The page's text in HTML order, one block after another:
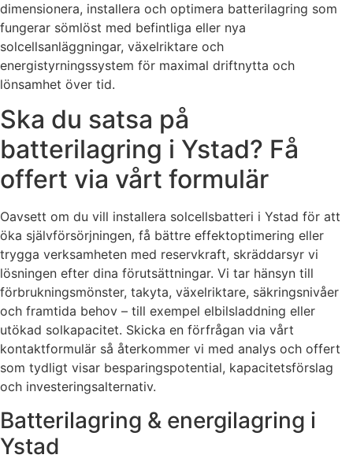
dimensionera, installera och optimera batterilagring som
fungerar sömlöst med befintliga eller nya
solcellsanläggningar, växelriktare och
energistyrningssystem för maximal driftnytta och
lönsamhet över tid.
Ska du satsa på
batterilagring i Ystad? Få
offert via vårt formulär
Oavsett om du vill installera solcellsbatteri i Ystad för att
öka självförsörjningen, få bättre effektoptimering eller
trygga verksamheten med reservkraft, skräddarsyr vi
lösningen efter dina förutsättningar. Vi tar hänsyn till
förbrukningsmönster, takyta, växelriktare, säkringsnivåer
och framtida behov – till exempel elbilsladdning eller
utökad solkapacitet. Skicka en förfrågan via vårt
kontaktformulär så återkommer vi med analys och offert
som tydligt visar besparingspotential, kapacitetsförslag
och investeringsalternativ.
Batterilagring & energilagring i
Ystad